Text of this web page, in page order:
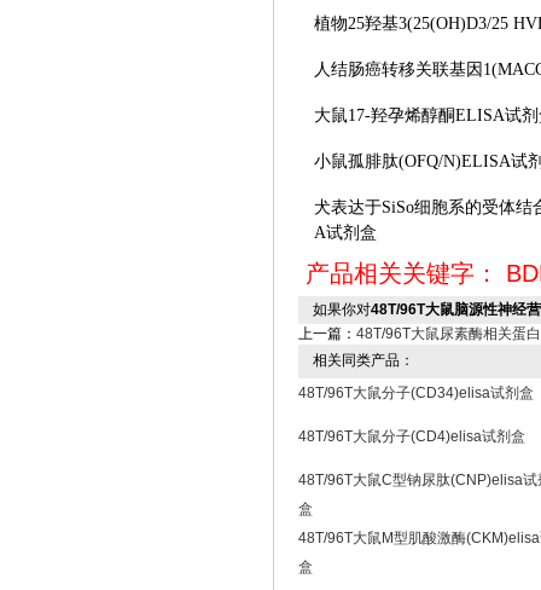
植物25羟基3(25(OH)D3/25
人结肠癌转移关联基因
大鼠17-羟孕烯醇酮ELISA试
小鼠孤腓肽(OFQ/N)ELISA试
犬表达于SiSo细胞系的受体
A试剂盒
产品相关关键字：
如果你对48T/96T大鼠脑源性神经
上一篇： 48T/96T大鼠尿素酶相关蛋
相关同类产品：
48T/96T大鼠分子(CD34)elisa试剂盒
48T/96T大鼠分子(CD4)elisa试剂盒
48T/96T大鼠C型钠尿肽(CNP)elisa试
盒
48T/96T大鼠M型肌酸激酶
盒